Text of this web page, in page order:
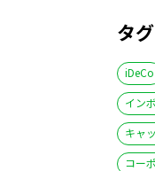
タグ
iDeCo
イン
キャ
コー